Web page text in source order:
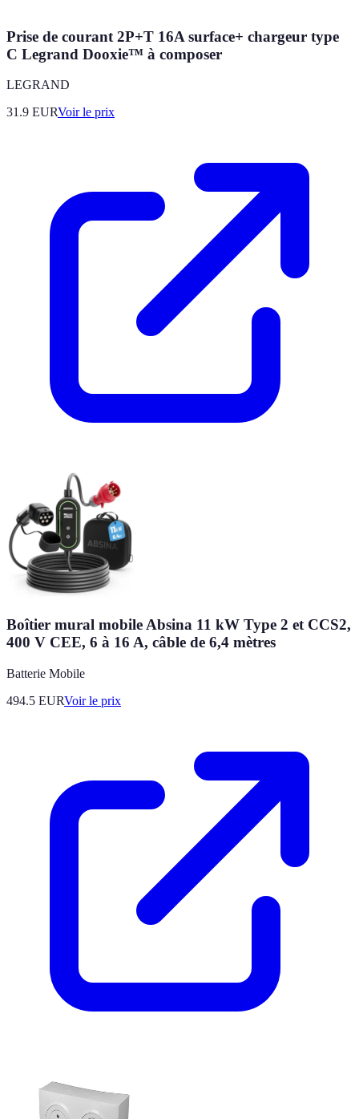
Prise de courant 2P+T 16A surface+ chargeur type
C Legrand Dooxie™ à composer
LEGRAND
31.9 EURVoir le prix
Boîtier mural mobile Absina 11 kW Type 2 et CCS2,
400 V CEE, 6 à 16 A, câble de 6,4 mètres
Batterie Mobile
494.5 EURVoir le prix